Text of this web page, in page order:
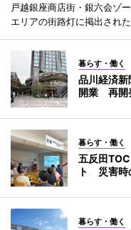
戸越銀座商店街・銀六会ゾ
エリアの街路灯に掲出された
暮らす・働く
品川経済新
開業 再開
暮らす・働く
五反田
ト 災害時
暮らす・働く